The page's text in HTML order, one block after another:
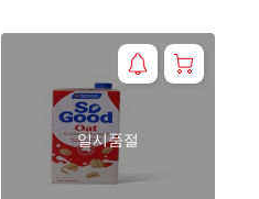
일시품절